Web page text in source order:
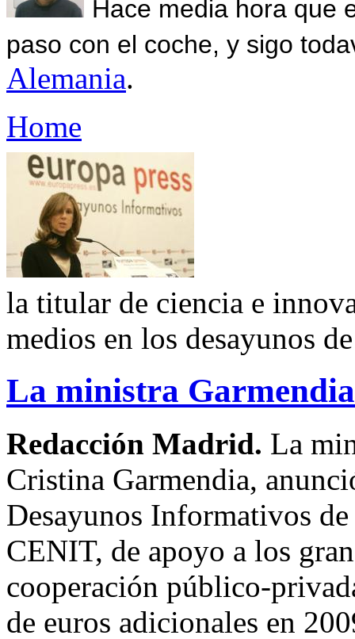
Hace media hora que
paso con el coche, y sigo
Alemania.
Home
la titular de ciencia e
medios en los desayunos
La ministra
Redacción Madrid. La
Cristina Garmendia,
Desayunos Informativos
CENIT, de apoyo a los
cooperación público-
de euros adicionales en